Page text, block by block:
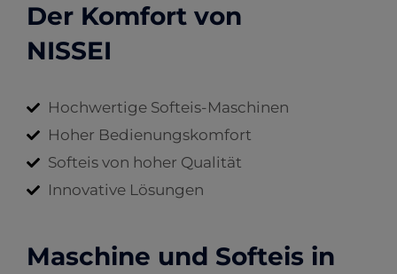
Der Komfort von
NISSEI
Hochwertige Softeis-Maschinen
Hoher Bedienungskomfort
Softeis von hoher Qualität
Innovative Lösungen
Maschine und Softeis in